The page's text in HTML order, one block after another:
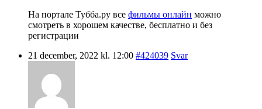
На портале Тубба.ру все фильмы онлайн можно
смотреть в хорошем качестве, бесплатно и без
регистрации
21 december, 2022 kl. 12:00 #424039 Svar